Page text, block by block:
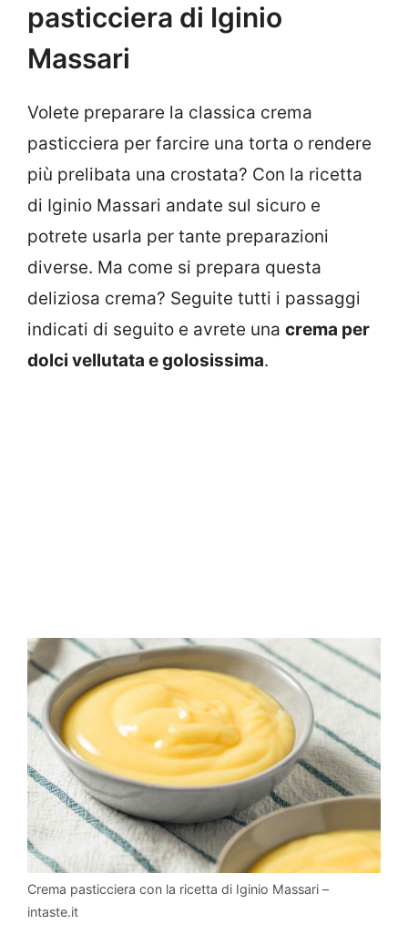
pasticciera di Iginio
Massari
Volete preparare la classica crema
pasticciera per farcire una torta o rendere
più prelibata una crostata? Con la ricetta
di Iginio Massari andate sul sicuro e
potrete usarla per tante preparazioni
diverse. Ma come si prepara questa
deliziosa crema? Seguite tutti i passaggi
indicati di seguito e avrete una crema per
dolci vellutata e golosissima.
Crema pasticciera con la ricetta di Iginio Massari –
intaste.it